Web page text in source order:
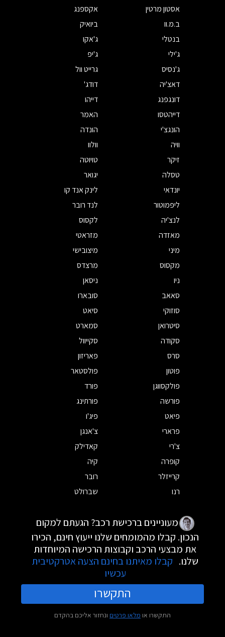
אסטון מרטין
אקספנג
ב.מ.וו
ביואיק
בנטלי
ג'אקו
ג'ילי
ג'יפ
ג'נסיס
גרייט וול
דאצ'יה
דודג'
דונגפנג
דייהו
דייהטסו
האמר
הונגצ'י
הונדה
וויה
וולוו
זיקר
טויוטה
טסלה
יגואר
יונדאי
לינק אנד קו
ליפמוטור
לנד רובר
לנצ'יה
לקסוס
מאזדה
מזראטי
מיני
מיצובישי
מקסוס
מרצדס
ניו
ניסאן
סאאב
סובארו
סוזוקי
סיאט
סיטרואן
סמארט
סקודה
סקייוול
סרס
פאריזון
פוטון
פולסטאר
פולקסווגן
פורד
פורשה
פורתינג
פיאט
פיג'ו
פרארי
צ'אנגן
צ'רי
קאדילק
קופרה
קיה
קרייזלר
רובר
רנו
שברולט
מעוניינים ברכישת רכב? הגעתם למקום
הנכון. קבלו מהמומחים שלנו ייעוץ חינם, הכירו
את מבצעי הרכב וקבוצות הרכישה המיוחדות
שלנו. קבלו מאיתנו בחינם הצעה אטרקטיבית
עכשיו
התקשרו
התקשרו או מלאו פרטים ונחזור אליכם בהקדם